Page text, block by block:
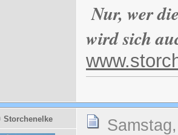
Nur, wer
wird sich
Storchenelke